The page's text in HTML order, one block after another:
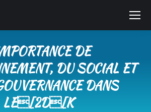
DE
DU SOCIAL ET
DANS
LE[2D[K